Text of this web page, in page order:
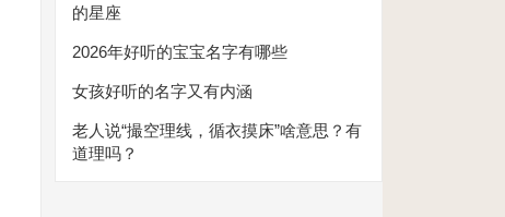
的星座
2026年好听的宝宝名字有哪些
女孩好听的名字又有内涵
老人说“撮空理线，循衣摸床”啥意思？有
道理吗？